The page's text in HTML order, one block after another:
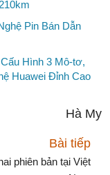
Pin Bán Dẫn
Hình 3 Mô-tơ,
Huawei Đỉnh Cao
Hà My
Bài tiếp
phiên bản tại Việt